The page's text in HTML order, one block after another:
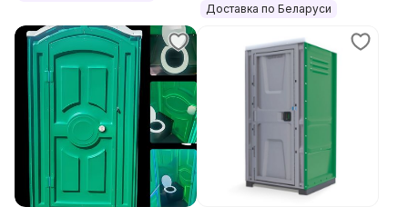
Доставка по Беларуси